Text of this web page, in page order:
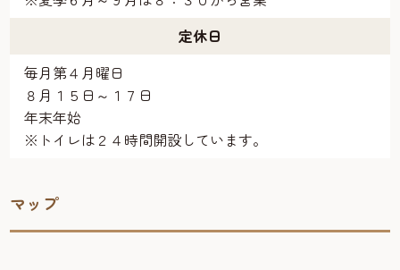
定休日
毎月第４月曜日
８月１５日～１７日
年末年始
※トイレは２４時間開設しています。
マップ